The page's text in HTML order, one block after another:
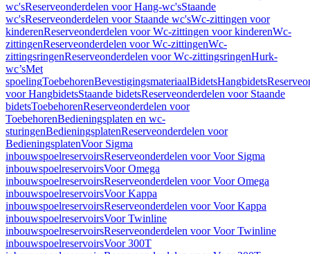
wc'sReserveonderdelen voor Hang-wc'sStaande
wc'sReserveonderdelen voor Staande wc'sWc-zittingen voor
kinderenReserveonderdelen voor Wc-zittingen voor kinderenWc-
zittingenReserveonderdelen voor Wc-zittingenWc-
zittingsringenReserveonderdelen voor Wc-zittingsringenHurk-
wc’sMet
spoelingToebehorenBevestigingsmateriaalBidetsHangbidets
voor HangbidetsStaande bidetsReserveonderdelen voor Staande
bidetsToebehorenReserveonderdelen voor
ToebehorenBedieningsplaten en wc-
sturingenBedieningsplatenReserveonderdelen voor
BedieningsplatenVoor Sigma
inbouwspoelreservoirsReserveonderdelen voor Voor Sigma
inbouwspoelreservoirsVoor Omega
inbouwspoelreservoirsReserveonderdelen voor Voor Omega
inbouwspoelreservoirsVoor Kappa
inbouwspoelreservoirsReserveonderdelen voor Voor Kappa
inbouwspoelreservoirsVoor Twinline
inbouwspoelreservoirsReserveonderdelen voor Voor Twinline
inbouwspoelreservoirsVoor 300T